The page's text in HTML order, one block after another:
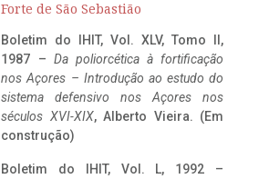
Forte de São Sebastião
Boletim do IHIT, Vol. XLV, Tomo II,
1987 – Da poliorcética à fortificação
nos Açores – Introdução ao estudo do
sistema defensivo nos Açores nos
séculos XVI-XIX, Alberto Vieira. (Em
construção)
Boletim do IHIT, Vol. L, 1992 –